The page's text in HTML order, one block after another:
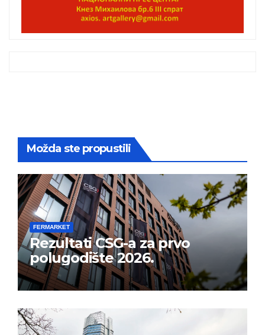
Možda ste propustili
FERMARKET
Rezultati CSG-a za prvo
polugodište 2026.